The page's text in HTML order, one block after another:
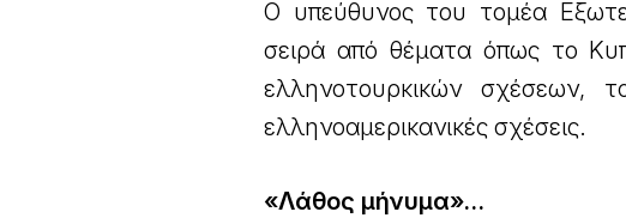
Ο υπεύθυνος του τομέα
σειρά από θέματα όπως το
ελληνοτουρκικών σχέσεων,
ελληνοαμερικανικές σχέσεις.
«Λάθος μήνυμα»…